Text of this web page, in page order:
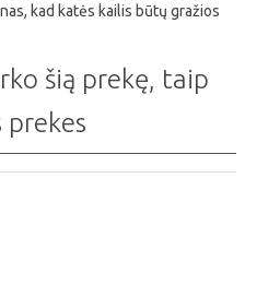
kad katės kailis būtų gražios
šią prekę, taip